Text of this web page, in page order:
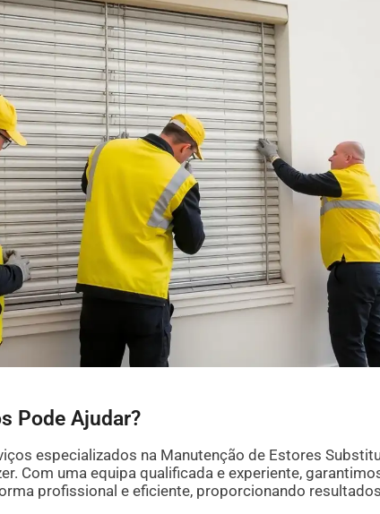
Pode Ajudar?
especializados na Manutenção de Estores
Com uma equipa qualificada e experiente,
profissional e eficiente, proporcionando